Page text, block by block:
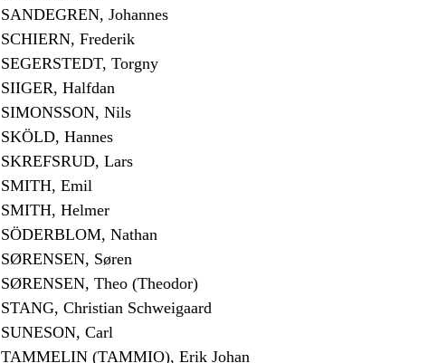
SANDEGREN, Johannes
SCHIERN, Frederik
SEGERSTEDT, Torgny
SIIGER, Halfdan
SIMONSSON, Nils
SKÖLD, Hannes
SKREFSRUD, Lars
SMITH, Emil
SMITH, Helmer
SÖDERBLOM, Nathan
SØRENSEN, Søren
SØRENSEN, Theo (Theodor)
STANG, Christian Schweigaard
SUNESON, Carl
TAMMELIN (TAMMIO), Erik Johan